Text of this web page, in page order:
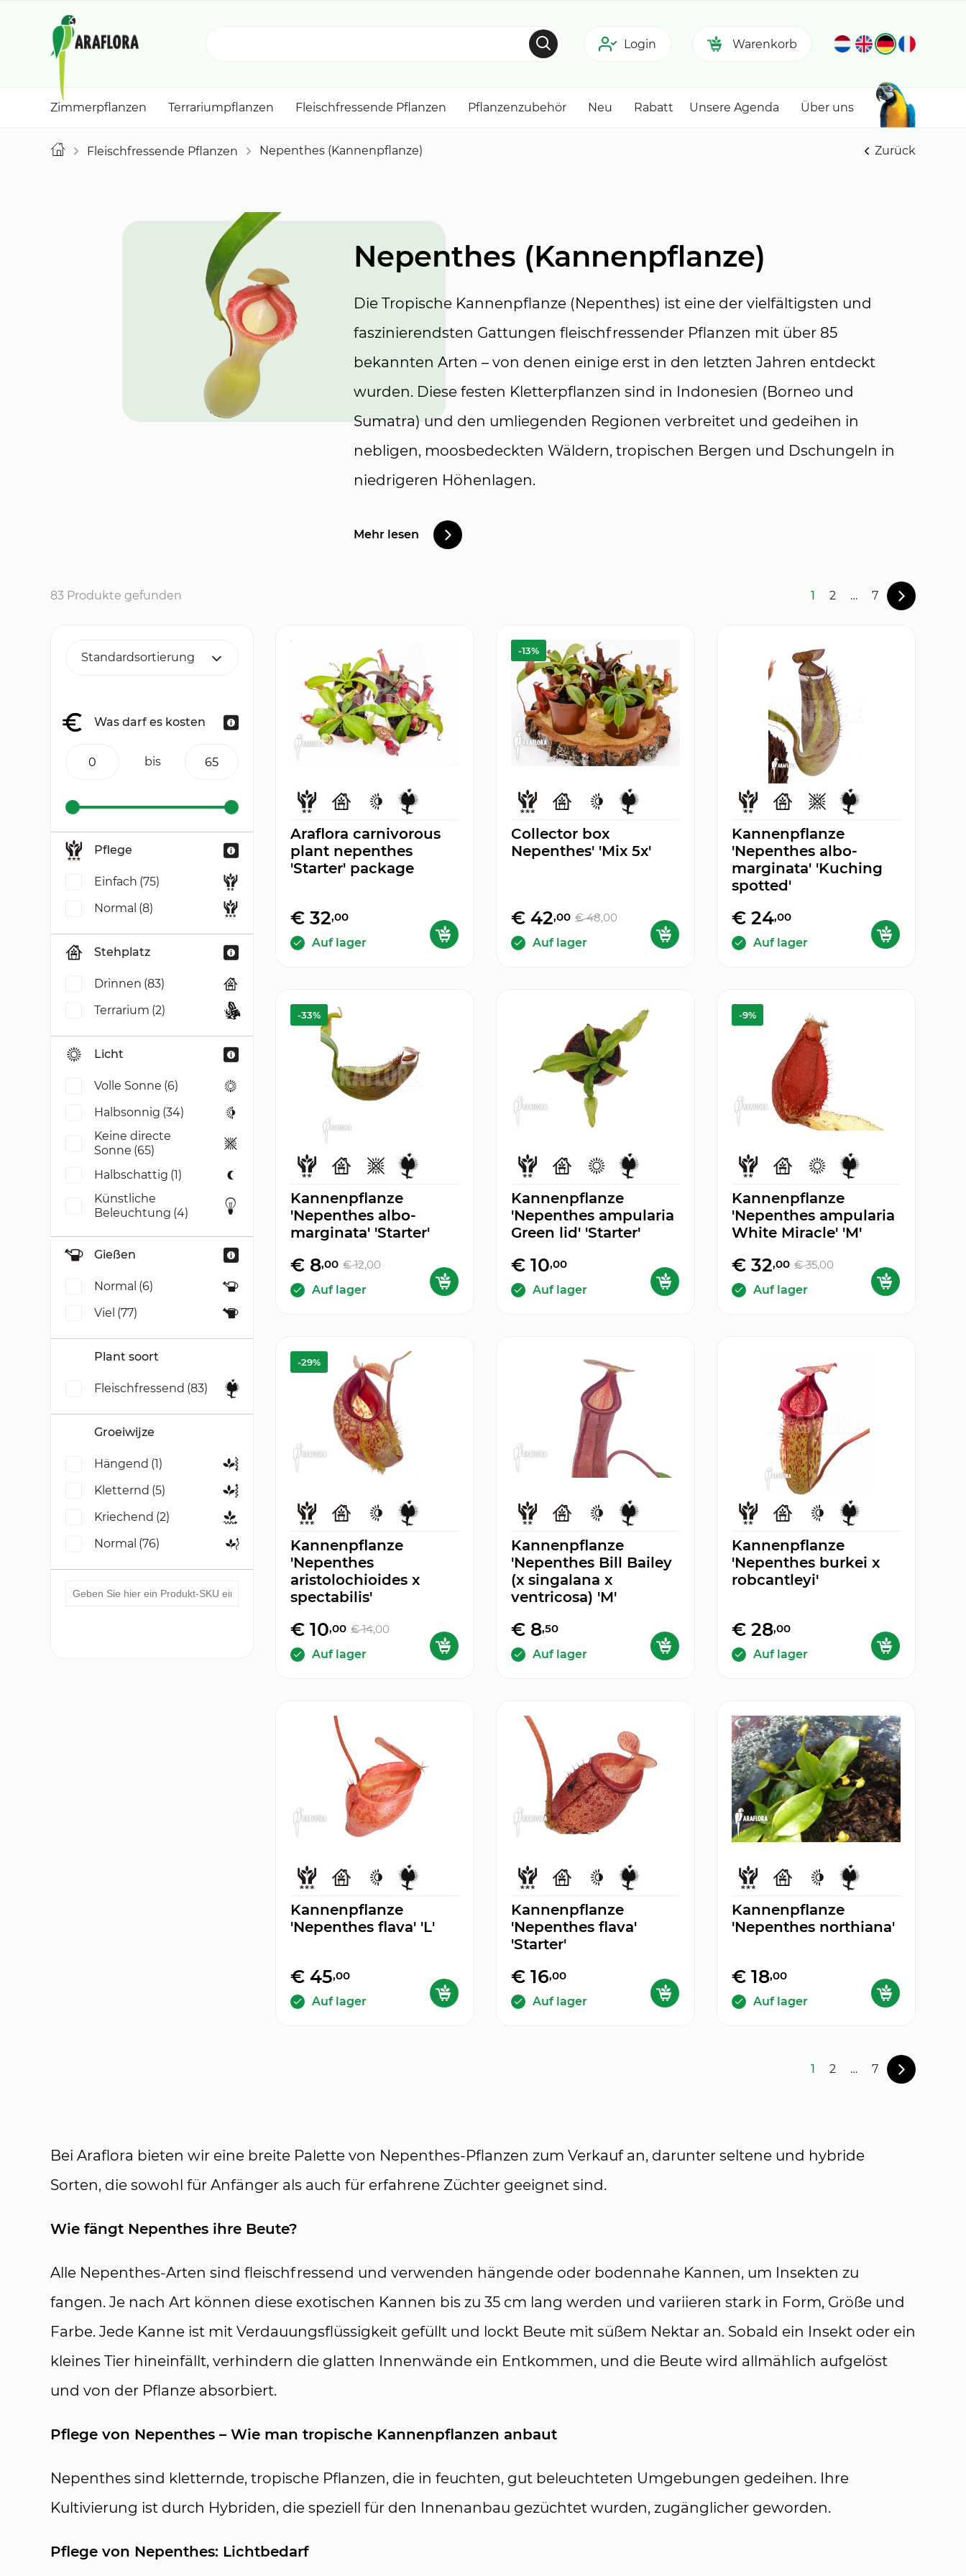
Login Warenkorb
Zimmerpflanzen Terrariumpflanzen Fleischfressende Pflanzen Pflanzenzubehör Neu Rabatt Unsere Agenda Über uns
Fleischfressende Pflanzen Nepenthes (Kannenpflanze) Zurück
Nepenthes (Kannenpflanze)
Die Tropische Kannenpflanze (Nepenthes) ist eine der vielfältigsten und
faszinierendsten Gattungen fleischfressender Pflanzen mit über 85
bekannten Arten – von denen einige erst in den letzten Jahren entdeckt
wurden. Diese festen Kletterpflanzen sind in Indonesien (Borneo und
Sumatra) und den umliegenden Regionen verbreitet und gedeihen in
nebligen, moosbedeckten Wäldern, tropischen Bergen und Dschungeln in
niedrigeren Höhenlagen.
Mehr lesen
83 Produkte gefunden 1 2 … 7
Was darf es kosten
bis
Pflege
Einfach (75)
Normal (8)
Stehplatz
Drinnen (83)
Terrarium (2)
Licht
Volle Sonne (6)
Halbsonnig (34)
Keine directe
Sonne (65)
Halbschattig (1)
Künstliche
Beleuchtung (4)
Gießen
Normal (6)
Viel (77)
Plant soort
Fleischfressend (83)
Groeiwijze
Hängend (1)
Kletternd (5)
Kriechend (2)
Normal (76)
Araflora carnivorous
plant nepenthes
'Starter' package
€ 32,00
Auf lager
-13%
Collector box
Nepenthes' 'Mix 5x'
€ 42,00 € 48,00
Auf lager
Kannenpflanze
'Nepenthes albo-
marginata' 'Kuching
spotted'
€ 24,00
Auf lager
-33%
Kannenpflanze
'Nepenthes albo-
marginata' 'Starter'
€ 8,00 € 12,00
Auf lager
Kannenpflanze
'Nepenthes ampularia
Green lid' 'Starter'
€ 10,00
Auf lager
-9%
Kannenpflanze
'Nepenthes ampularia
White Miracle' 'M'
€ 32,00 € 35,00
Auf lager
-29%
Kannenpflanze
'Nepenthes
aristolochioides x
spectabilis'
€ 10,00 € 14,00
Auf lager
Kannenpflanze
'Nepenthes Bill Bailey
(x singalana x
ventricosa) 'M'
€ 8,50
Auf lager
Kannenpflanze
'Nepenthes burkei x
robcantleyi'
€ 28,00
Auf lager
Kannenpflanze
'Nepenthes flava' 'L'
€ 45,00
Auf lager
Kannenpflanze
'Nepenthes flava'
'Starter'
€ 16,00
Auf lager
Kannenpflanze
'Nepenthes northiana'
€ 18,00
Auf lager
1 2 … 7
Bei Araflora bieten wir eine breite Palette von Nepenthes-Pflanzen zum Verkauf an, darunter seltene und hybride
Sorten, die sowohl für Anfänger als auch für erfahrene Züchter geeignet sind.
Wie fängt Nepenthes ihre Beute?
Alle Nepenthes-Arten sind fleischfressend und verwenden hängende oder bodennahe Kannen, um Insekten zu
fangen. Je nach Art können diese exotischen Kannen bis zu 35 cm lang werden und variieren stark in Form, Größe und
Farbe. Jede Kanne ist mit Verdauungsflüssigkeit gefüllt und lockt Beute mit süßem Nektar an. Sobald ein Insekt oder ein
kleines Tier hineinfällt, verhindern die glatten Innenwände ein Entkommen, und die Beute wird allmählich aufgelöst
und von der Pflanze absorbiert.
Pflege von Nepenthes – Wie man tropische Kannenpflanzen anbaut
Nepenthes sind kletternde, tropische Pflanzen, die in feuchten, gut beleuchteten Umgebungen gedeihen. Ihre
Kultivierung ist durch Hybriden, die speziell für den Innenanbau gezüchtet wurden, zugänglicher geworden.
Pflege von Nepenthes: Lichtbedarf